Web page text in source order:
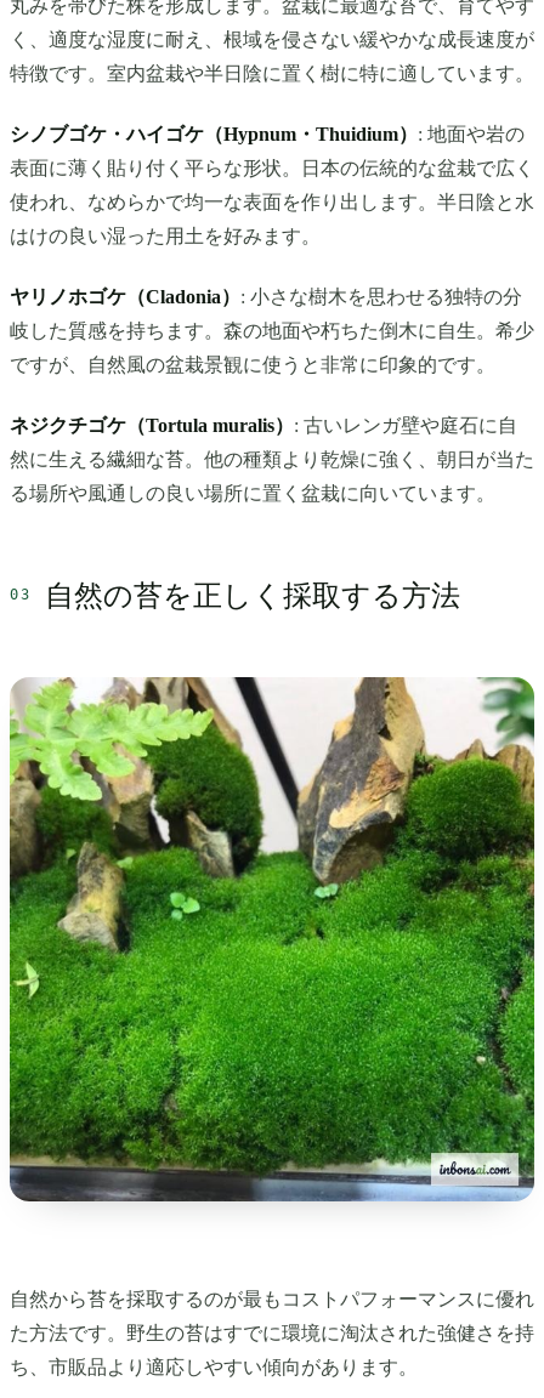
丸みを帯びた株を形成します。盆栽に最適な苔で、育てやす
く、適度な湿度に耐え、根域を侵さない緩やかな成長速度が
特徴です。室内盆栽や半日陰に置く樹に特に適しています。
シノブゴケ・ハイゴケ（Hypnum・Thuidium） : 地面や岩の
表面に薄く貼り付く平らな形状。日本の伝統的な盆栽で広く
使われ、なめらかで均一な表面を作り出します。半日陰と水
はけの良い湿った用土を好みます。
ヤリノホゴケ（Cladonia） : 小さな樹木を思わせる独特の分
岐した質感を持ちます。森の地面や朽ちた倒木に自生。希少
ですが、自然風の盆栽景観に使うと非常に印象的です。
ネジクチゴケ（Tortula muralis） : 古いレンガ壁や庭石に自
然に生える繊細な苔。他の種類より乾燥に強く、朝日が当た
る場所や風通しの良い場所に置く盆栽に向いています。
自然の苔を正しく採取する方法
自然から苔を採取するのが最もコストパフォーマンスに優れ
た方法です。野生の苔はすでに環境に淘汰された強健さを持
ち、市販品より適応しやすい傾向があります。